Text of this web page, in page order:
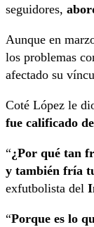
seguidores,
Aunque en
los problemas
afectado su
Coté López le
fue calificado
“¿Por qué tan
y también fría
exfutbolista del
“Porque es lo